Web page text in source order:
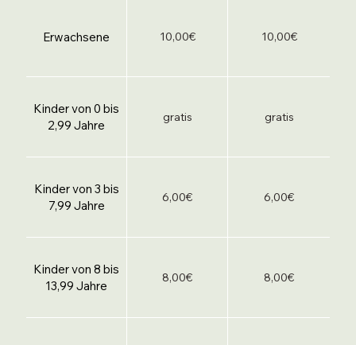
Erwachsene 10,00€ 10,00€
Kinder von 0 bis
2,99 Jahre
gratis gratis
Kinder von 3 bis
7,99 Jahre
6,00€ 6,00€
Kinder von 8 bis
13,99 Jahre
8,00€ 8,00€